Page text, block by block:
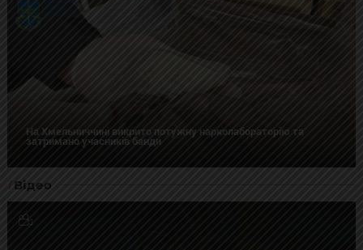
На Хмельниччині викрито потужну нарколабораторію та
затримано учасників банди
Відео